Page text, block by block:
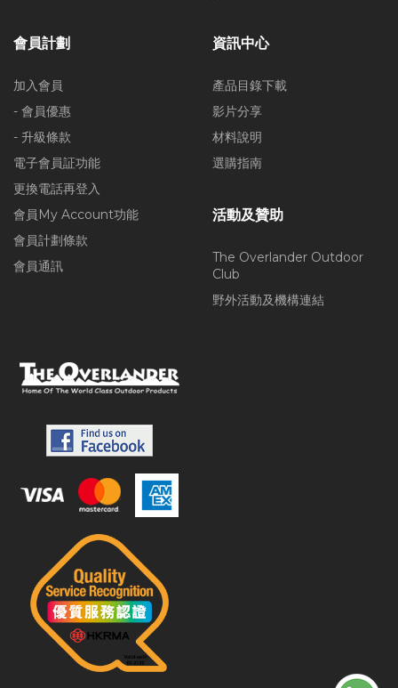
會員計劃
加入會員
- 會員優惠
- 升級條款
電子會員証功能
更換電話再登入
會員My Account功能
會員計劃條款
會員通訊
資訊中心
產品目錄下載
影片分享
材料說明
選購指南
活動及贊助
The Overlander Outdoor
Club
野外活動及機構連結